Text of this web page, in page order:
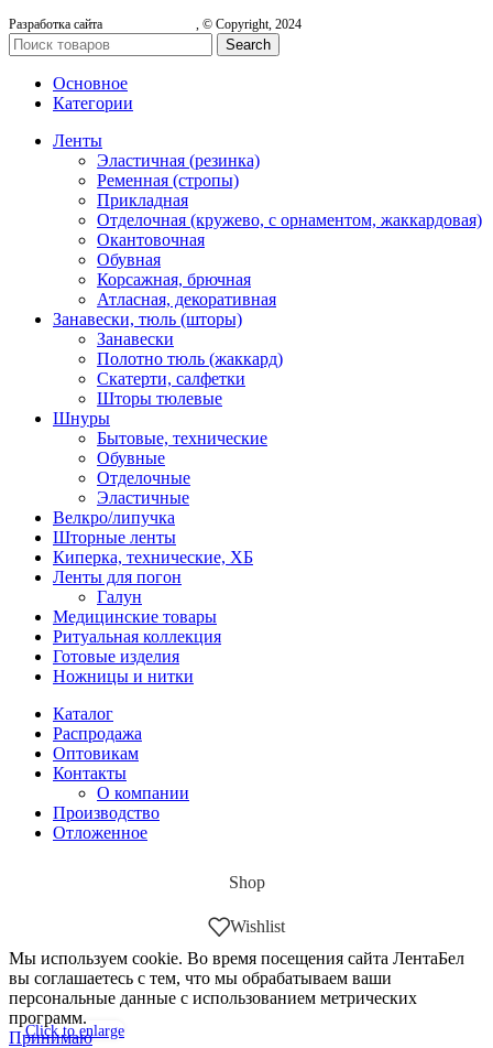
Click to enlarge
Разработка сайта , © Copyright, 2024
Search
Основное
Категории
Ленты
Эластичная (резинка)
Ременная (стропы)
Прикладная
Отделочная (кружево, с орнаментом, жаккардовая)
Окантовочная
Обувная
Корсажная, брючная
Атласная, декоративная
Занавески, тюль (шторы)
Занавески
Полотно тюль (жаккард)
Скатерти, салфетки
Шторы тюлевые
Шнуры
Бытовые, технические
Обувные
Отделочные
Эластичные
Велкро/липучка
Шторные ленты
Киперка, технические, ХБ
Ленты для погон
Галун
Медицинские товары
Ритуальная коллекция
Готовые изделия
Ножницы и нитки
Каталог
Распродажа
Оптовикам
Контакты
О компании
Производство
Отложенное
Shop
Wishlist
Мы используем cookie. Во время посещения сайта ЛентаБел
вы соглашаетесь с тем, что мы обрабатываем ваши
персональные данные с использованием метрических
программ.
Принимаю